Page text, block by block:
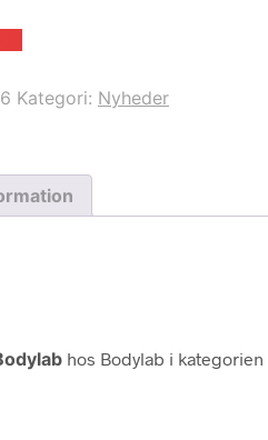
Kategori: Nyheder
hos Bodylab i kategorien